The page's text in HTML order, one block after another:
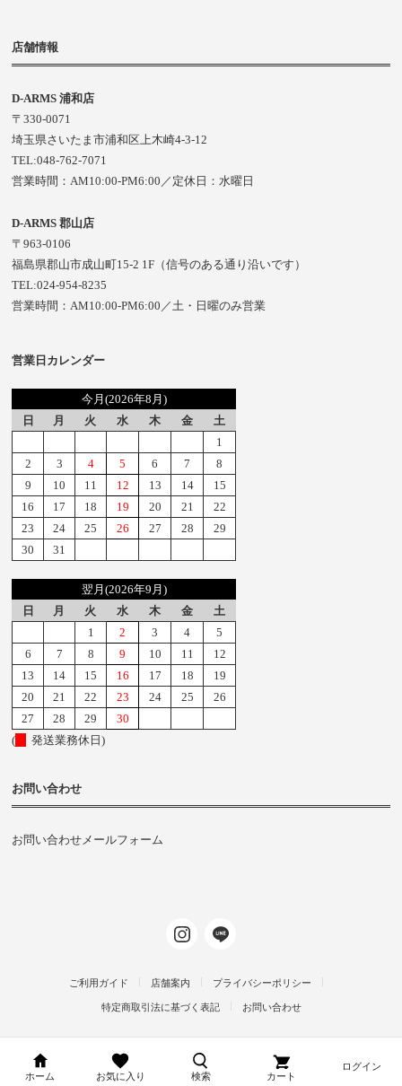
店舗情報
D-ARMS 浦和店
〒330-0071
埼玉県さいたま市浦和区上木崎4-3-12
TEL:048-762-7071
営業時間：AM10:00-PM6:00／定休日：水曜日
D-ARMS 郡山店
〒963-0106
福島県郡山市成山町15-2 1F（信号のある通り沿いです）
TEL:024-954-8235
営業時間：AM10:00-PM6:00／土・日曜のみ営業
営業日カレンダー
今月(2026年8月)
日
月 火 水 木 金
土
1
2
3 4 5 6 7
8
9
10 11 12 13 14
15
16
17 18 19 20 21
22
23
24 25 26 27 28
29
30
31
翌月(2026年9月)
日
月 火 水 木 金
土
1
2 3 4
5
6
7 8 9 10 11
12
13
14 15 16 17 18
19
20
21 22 23 24 25
26
27
28 29
30
(
発送業務休日)
お問い合わせ
お問い合わせメールフォーム
ご利用ガイド 店舗案内 プライバシーポリシー
特定商取引法に基づく表記 お問い合わせ
d-arms-shop.jp
ホーム お気に入り 検索 カート
ログイン